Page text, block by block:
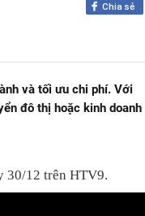
Chia sẻ
và tối ưu chi phí. Với
đô thị hoặc kinh doanh
30/12 trên HTV9.